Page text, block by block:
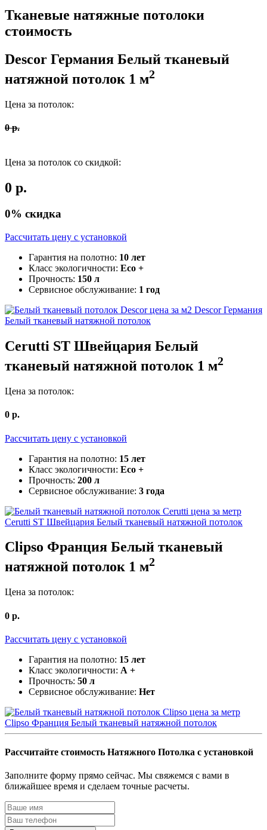
Тканевые натяжные потолоки
стоимость
Descor Германия Белый тканевый
натяжной потолок 1 м2
Цена за потолок:
0р.
Цена за потолок со скидкой:
0 р.
0% скидка
Рассчитать цену c установкой
Гарантия на полотно: 10 лет
Класс экологичности: Eco +
Прочность: 150 л
Сервисное обслуживание: 1 год
Descor Германия
Белый тканевый натяжной потолок
Cerutti ST Швейцария Белый
тканевый натяжной потолок 1 м2
Цена за потолок:
0 р.
Рассчитать цену c установкой
Гарантия на полотно: 15 лет
Класс экологичности: Eco +
Прочность: 200 л
Сервисное обслуживание: 3 года
Cerutti ST Швейцария Белый тканевый натяжной потолок
Clipso Франция Белый тканевый
натяжной потолок 1 м2
Цена за потолок:
0 р.
Рассчитать цену c установкой
Гарантия на полотно: 15 лет
Класс экологичности: А +
Прочность: 50 л
Сервисное обслуживание: Нет
Clipso Франция Белый тканевый натяжной потолок
Рассчитайте стоимость Натяжного Потолка с установкой
Заполните форму прямо сейчас. Мы свяжемся с вами в
ближайшее время и сделаем точные расчеты.